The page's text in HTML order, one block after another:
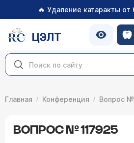
🔥 Удаление катаракты от
ЦЭЛТ
Главная Конференция Вопрос №
ВОПРОС № 117925